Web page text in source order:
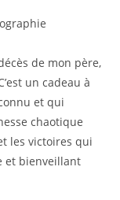
de mon père,
un cadeau à
et qui
chaotique
les victoires qui
et bienveillant